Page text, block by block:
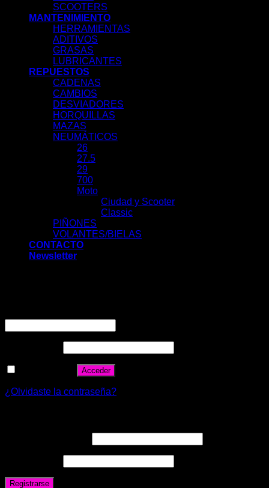
SCOOTERS
MANTENIMIENTO
HERRAMIENTAS
ADITIVOS
GRASAS
LUBRICANTES
REPUESTOS
CADENAS
CAMBIOS
DESVIADORES
HORQUILLAS
MAZAS
NEUMÁTICOS
26
27.5
29
700
Moto
Ciudad y Scooter
Classic
PIÑONES
VOLANTES/BIELAS
CONTACTO
Newsletter
Acceder
¿Olvidaste la contraseña?
Registrarse